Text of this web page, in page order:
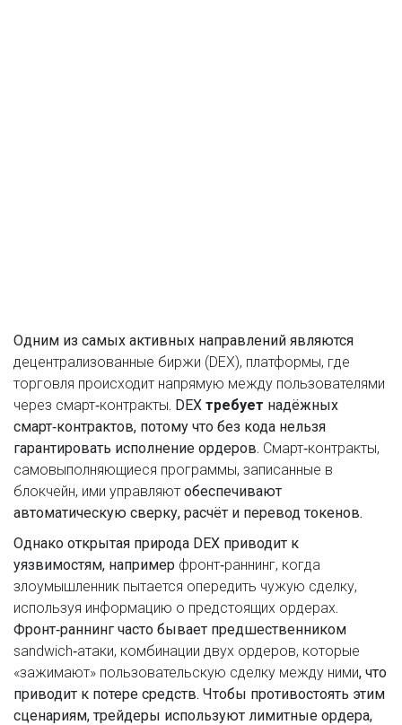
Одним из самых активных направлений являются
децентрализованные биржи (DEX), платформы, где
торговля происходит напрямую между пользователями
через смарт‑контракты. DEX требует надёжных
смарт‑контрактов, потому что без кода нельзя
гарантировать исполнение ордеров. Смарт‑контракты,
самовыполняющиеся программы, записанные в
блокчейн, ими управляют обеспечивают
автоматическую сверку, расчёт и перевод токенов.
Однако открытая природа DEX приводит к
уязвимостям, например фронт‑раннинг, когда
злоумышленник пытается опередить чужую сделку,
используя информацию о предстоящих ордерах.
Фронт‑раннинг часто бывает предшественником
sandwich‑атаки, комбинации двух ордеров, которые
«зажимают» пользовательскую сделку между ними, что
приводит к потере средств. Чтобы противостоять этим
сценариям, трейдеры используют лимитные ордера,